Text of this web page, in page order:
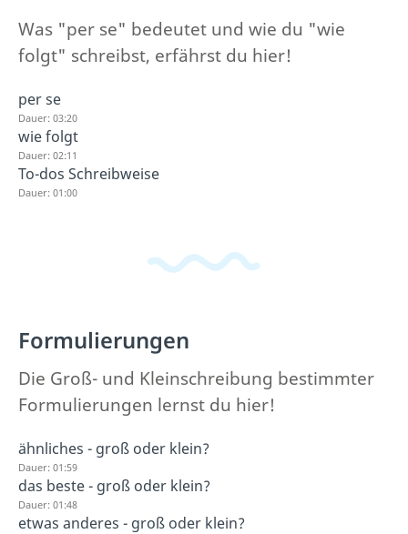
Was "per se" bedeutet und wie du "wie
folgt" schreibst, erfährst du hier!
per se
Dauer: 03:20
wie folgt
Dauer: 02:11
To-dos Schreibweise
Dauer: 01:00
Formulierungen
Die Groß- und Kleinschreibung bestimmter
Formulierungen lernst du hier!
ähnliches - groß oder klein?
Dauer: 01:59
das beste - groß oder klein?
Dauer: 01:48
etwas anderes - groß oder klein?